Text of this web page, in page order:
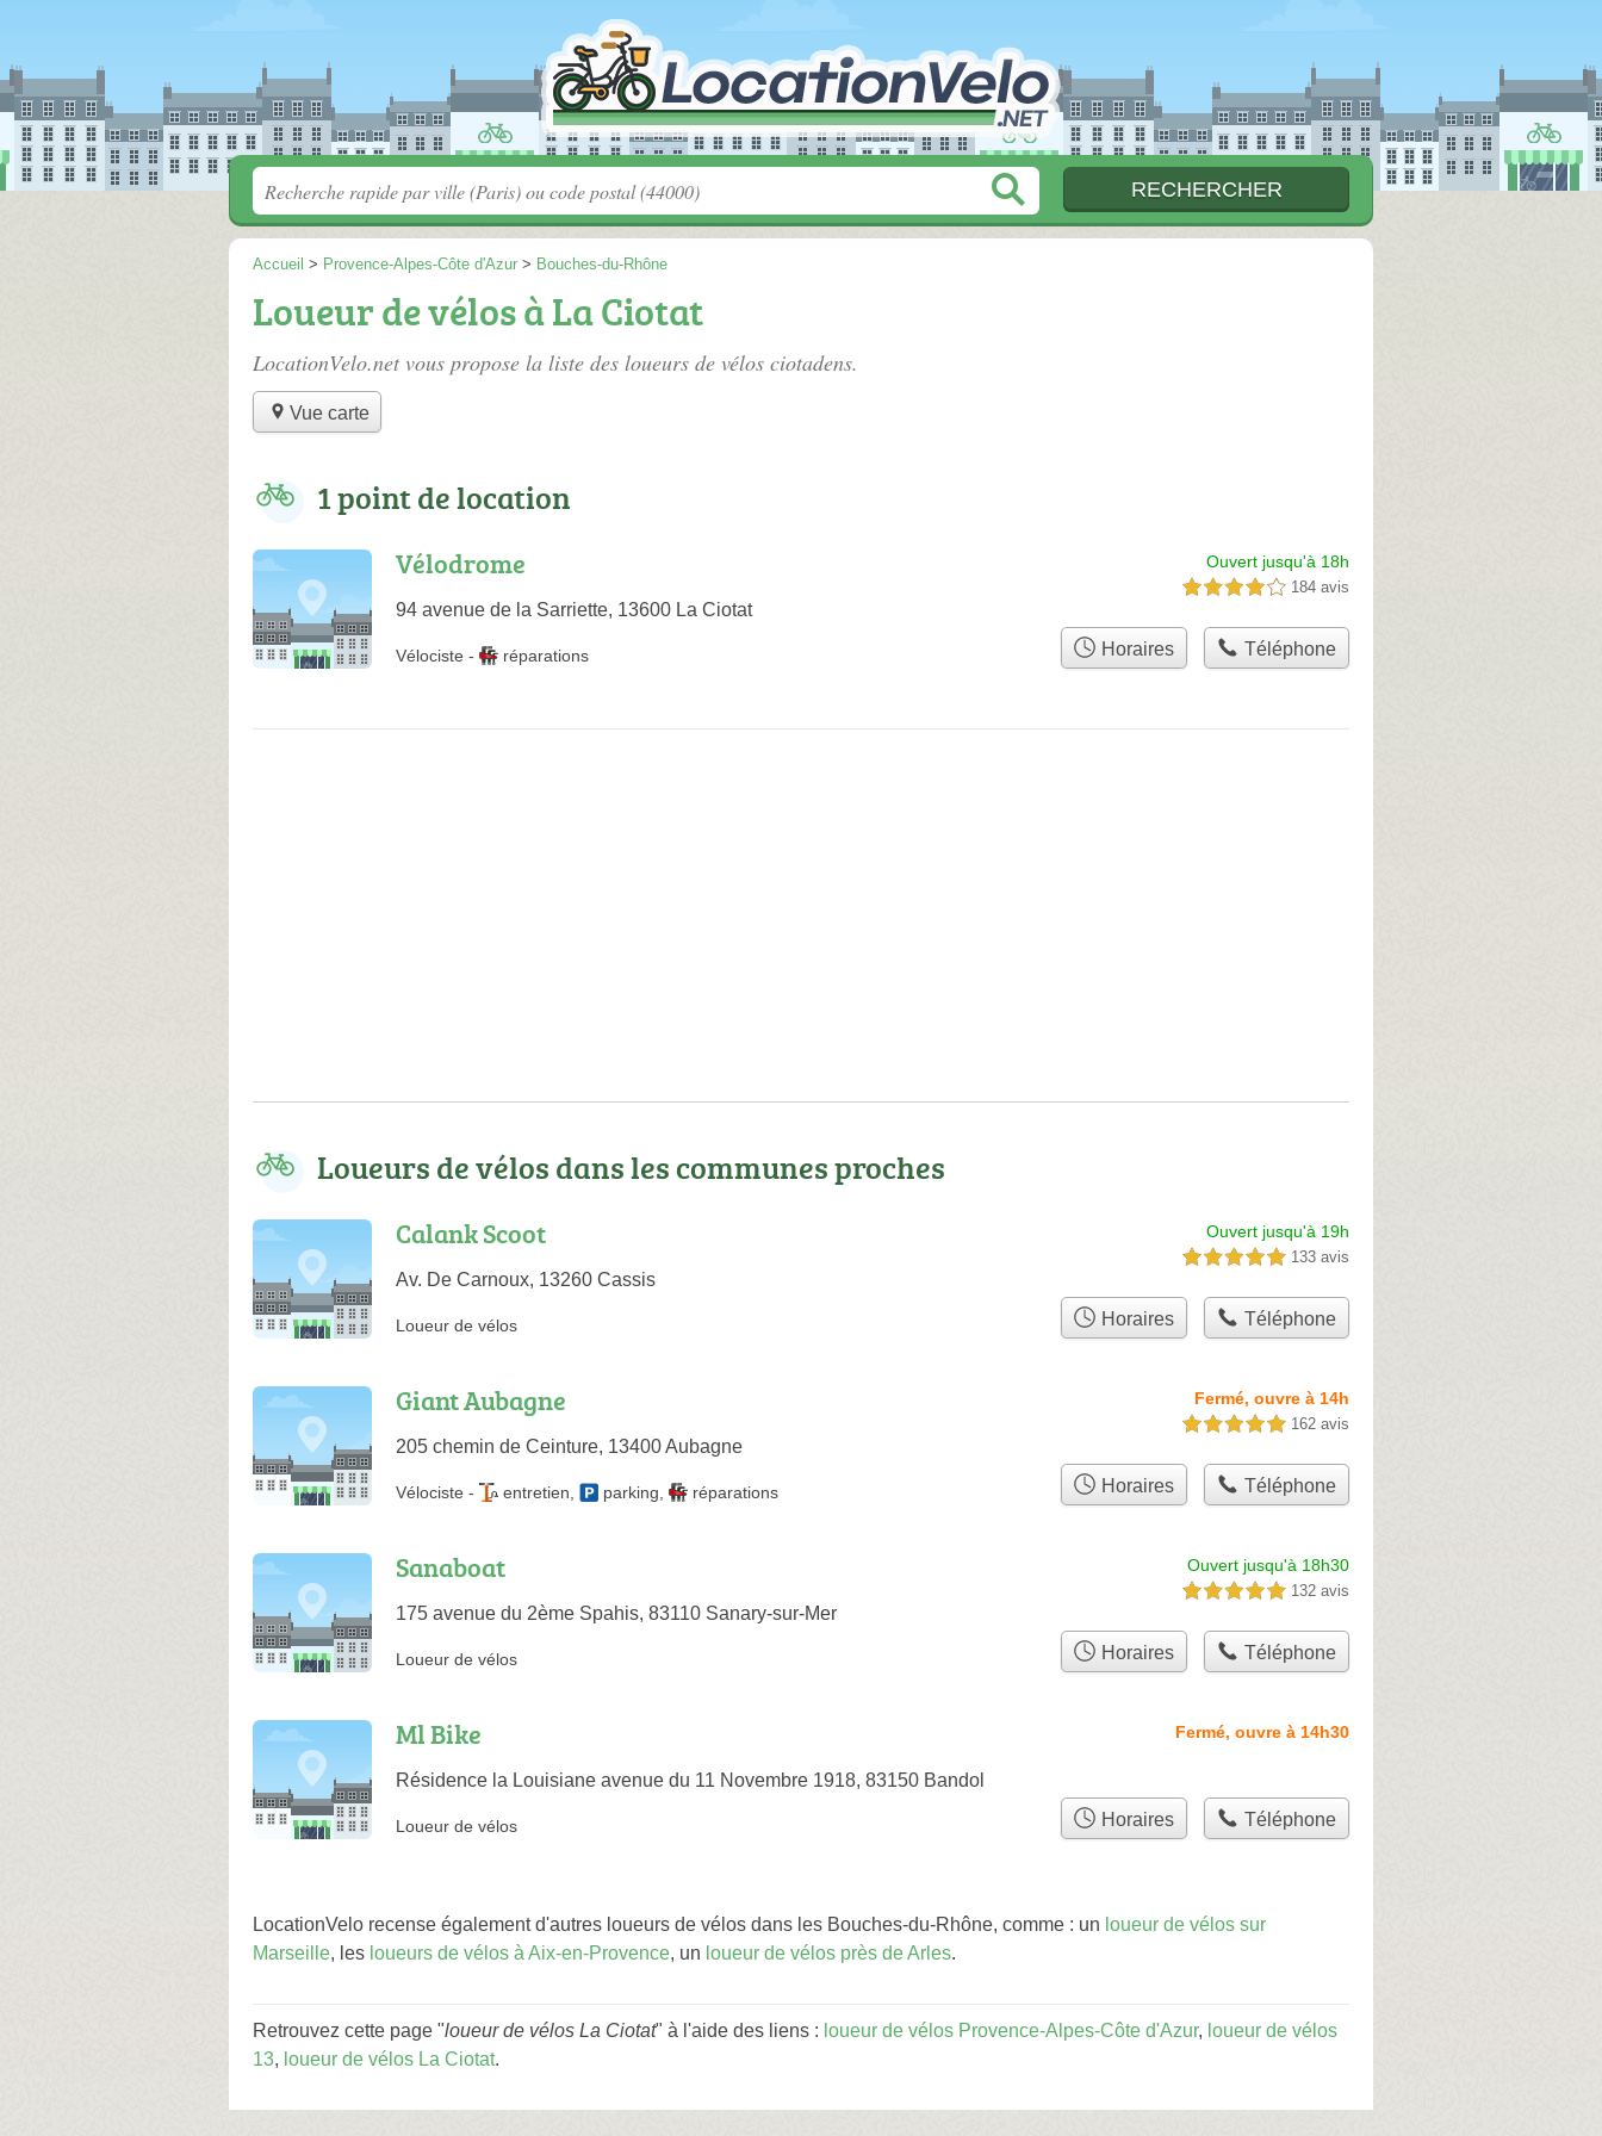
Accueil > Provence-Alpes-Côte d'Azur > Bouches-du-Rhône
Loueur de vélos à La Ciotat
LocationVelo.net vous propose la liste des loueurs de vélos ciotadens.
Vue carte
1 point de location
Vélodrome
94 avenue de la Sarriette, 13600 La Ciotat
Ouvert jusqu'à 18h
4,0 étoiles sur 5 184 avis
Vélociste - réparations Horaires Téléphone
Loueurs de vélos dans les communes proches
Calank Scoot
Av. De Carnoux, 13260 Cassis
Ouvert jusqu'à 19h
5,0 étoiles sur 5 133 avis
Loueur de vélos Horaires Téléphone
Giant Aubagne
205 chemin de Ceinture, 13400 Aubagne
Fermé, ouvre à 14h
5,0 étoiles sur 5 162 avis
Vélociste - entretien parking réparations Horaires Téléphone
Sanaboat
175 avenue du 2ème Spahis, 83110 Sanary-sur-Mer
Ouvert jusqu'à 18h30
5,0 étoiles sur 5 132 avis
Loueur de vélos Horaires Téléphone
Ml Bike
Résidence la Louisiane avenue du 11 Novembre 1918, 83150 Bandol
Fermé, ouvre à 14h30
Loueur de vélos Horaires Téléphone
LocationVelo recense également d'autres loueurs de vélos dans les Bouches-du-Rhône, comme : un loueur de vélos sur
Marseille, les loueurs de vélos à Aix-en-Provence, un loueur de vélos près de Arles.
Retrouvez cette page "loueur de vélos La Ciotat" à l'aide des liens : loueur de vélos Provence-Alpes-Côte d'Azur, loueur de vélos
13, loueur de vélos La Ciotat.